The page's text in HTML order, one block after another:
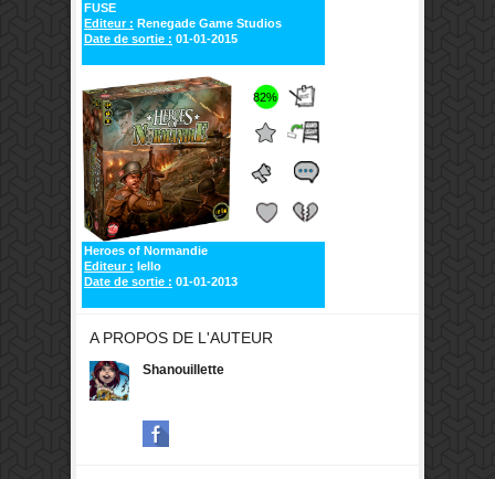
FUSE
Editeur : Renegade Game Studios
Date de sortie : 01-01-2015
82%
Heroes of Normandie
Editeur : Iello
Date de sortie : 01-01-2013
A PROPOS DE L'AUTEUR
Shanouillette